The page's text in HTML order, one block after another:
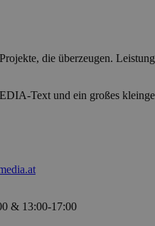
die überzeugen.
& 13:00-17:00